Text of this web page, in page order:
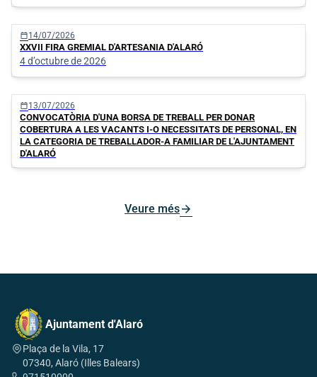
cita especial pel IV Centenari de l’església de Sant Bartomeu.
calendar_today14/07/2026
XXVII FIRA GREMIAL D'ARTESANIA D'ALARÓ
4 d’octubre de 2026
calendar_today13/07/2026
CONVOCATÒRIA D'UNA BORSA DE TREBALL PER DONAR
COBERTURA A LES VACANTS I-O NECESSITATS DE PERSONAL, EN
LA CATEGORIA DE TREBALLADOR-A FAMILIAR DE L'AJUNTAMENT
D'ALARÓ
Veure mésarrow_forward
Ajuntament d'Alaró
Plaça de la Vila, 17
07340, Alaró (Illes Balears)